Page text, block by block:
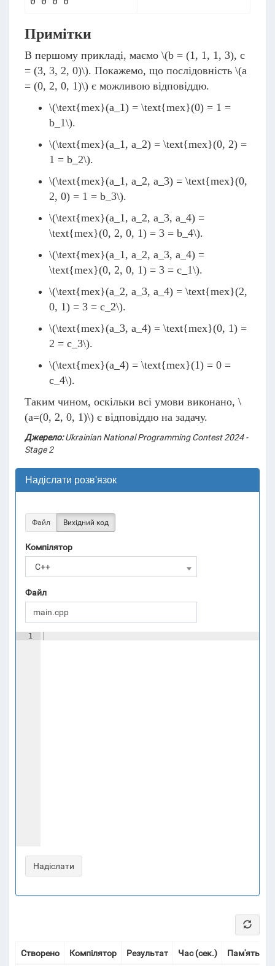
Примітки
В першому прикладі, маємо \(b = (1, 1, 1, 3), c
= (3, 3, 2, 0)\). Покажемо, що послідовність \(a
= (0, 2, 0, 1)\) є можливою відповіддю.
\(\text{mex}(a_1) = \text{mex}(0) = 1 =
b_1\).
\(\text{mex}(a_1, a_2) = \text{mex}(0, 2) =
1 = b_2\).
\(\text{mex}(a_1, a_2, a_3) = \text{mex}(0,
2, 0) = 1 = b_3\).
\(\text{mex}(a_1, a_2, a_3, a_4) =
\text{mex}(0, 2, 0, 1) = 3 = b_4\).
\(\text{mex}(a_1, a_2, a_3, a_4) =
\text{mex}(0, 2, 0, 1) = 3 = c_1\).
\(\text{mex}(a_2, a_3, a_4) = \text{mex}(2,
0, 1) = 3 = c_2\).
\(\text{mex}(a_3, a_4) = \text{mex}(0, 1) =
2 = c_3\).
\(\text{mex}(a_4) = \text{mex}(1) = 0 =
c_4\).
Таким чином, оскільки всі умови виконано, \
(a=(0, 2, 0, 1)\) є відповіддю на задачу.
Джерело:Ukrainian National Programming Contest 2024 -
Stage 2
Надіслати розв'язок
Файл Вихідний код
Компілятор
C++
Файл
1
Створено Компілятор Результат Час (сек.) Пам'ять